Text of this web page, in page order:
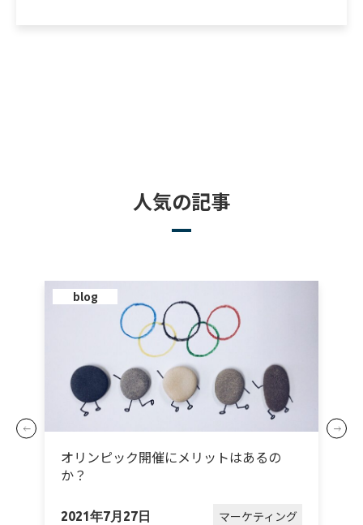
人気の記事
blog
オリンピック開催にメリットはあるの
か？
2021年7月27日 マーケティング